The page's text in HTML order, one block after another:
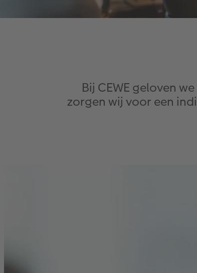
Bij CEWE geloven
zorgen wij voor een